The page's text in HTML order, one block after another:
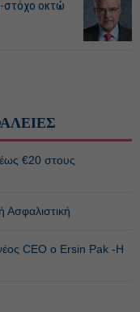
στόχο οκτώ
€20 στους
Ασφαλιστική
CEO ο Ersin Pak -Η